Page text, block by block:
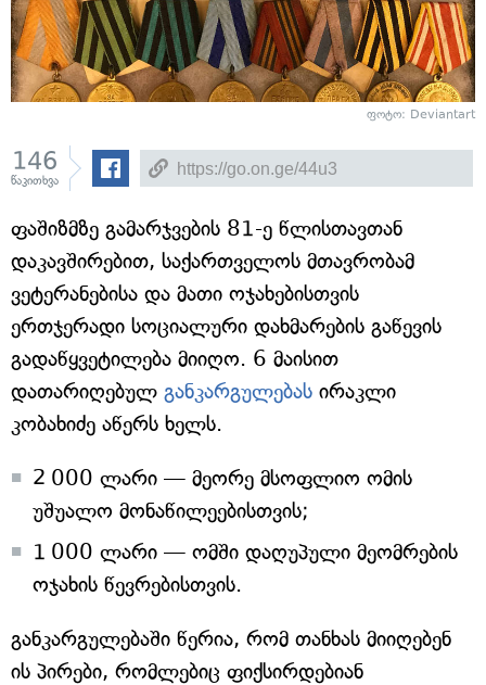
ფოტო: Deviantart
146
წაკითხვა
ფაშიზმზე გამარჯვების 81-ე წლისთავთან
დაკავშირებით, საქართველოს მთავრობამ
ვეტერანებისა და მათი ოჯახებისთვის
ერთჯერადი სოციალური დახმარების გაწევის
გადაწყვეტილება მიიღო. 6 მაისით
დათარიღებულ განკარგულებას ირაკლი
კობახიძე აწერს ხელს.
2 000 ლარი — მეორე მსოფლიო ომის
უშუალო მონაწილეებისთვის;
1 000 ლარი — ომში დაღუპული მეომრების
ოჯახის წევრებისთვის.
განკარგულებაში წერია, რომ თანხას მიიღებენ
ის პირები, რომლებიც ფიქსირდებიან